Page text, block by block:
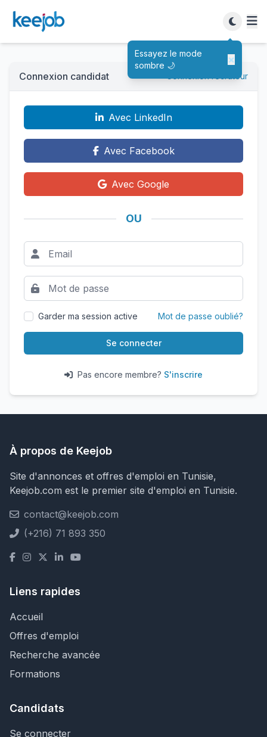
Essayez le mode
sombre 🌙
×
Connexion candidat Connexion recruteur
Avec LinkedIn
Avec Facebook
Avec Google
OU
Garder ma session active Mot de passe oublié?
Se connecter
Pas encore membre? S'inscrire
À propos de Keejob
Site d'annonces et offres d'emploi en Tunisie,
Keejob.com est le premier site d'emploi en Tunisie.
contact@keejob.com
(+216) 71 893 350
Liens rapides
Accueil
Offres d'emploi
Recherche avancée
Formations
Candidats
Se connecter